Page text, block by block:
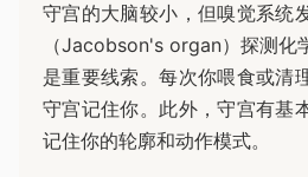
守宫的大脑较小，但嗅觉系统
（Jacobson's organ）探测化
是重要线索。每次你喂食或清
守宫记住你。此外，守宫有基
记住你的轮廓和动作模式。